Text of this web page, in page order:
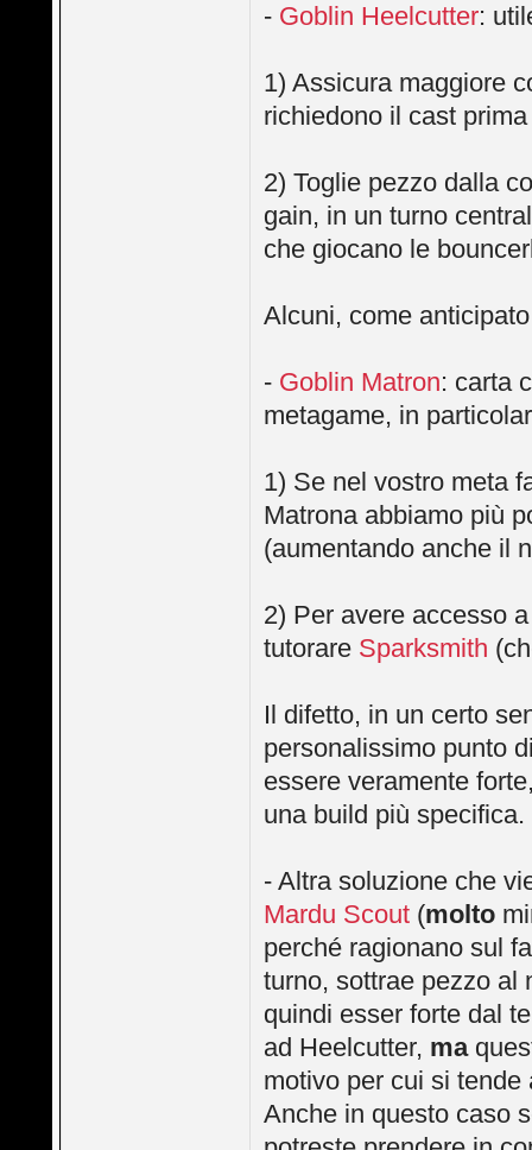
- Goblin Heelcutter:
1) Assicura maggiore
richiedono il cast
2) Toglie pezzo dalla
gain, in un turno
che giocano le
Alcuni, come
- Goblin Matron: carta
metagame, in
1) Se nel vostro meta
Matrona abbiamo più
(aumentando anche il
2) Per avere accesso
tutorare Sparksmith
Il difetto, in un certo
personalissimo punto
essere veramente
una build più specifica.
- Altra soluzione che
Mardu Scout (molto
perché ragionano sul
turno, sottrae pezzo al
quindi esser forte dal
ad Heelcutter, ma
motivo per cui si
Anche in questo caso